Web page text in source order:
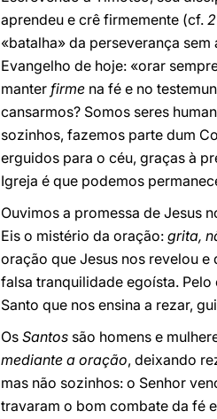
aprendeu e crê firmemente (cf.
«batalha» da perseverança
Evangelho de hoje: «orar
manter firme na fé e no
cansarmos? Somos seres
sozinhos, fazemos parte dum
erguidos para o céu, graças à
Igreja é que podemos
Ouvimos a promessa de Jesus
Eis o mistério da oração: grita,
oração que Jesus nos revelou e
falsa tranquilidade egoísta. Pelo
Santo que nos ensina a rezar,
Os Santos são homens e
mediante a oração, deixando
mas não sozinhos: o Senhor
travaram o bom combate da fé